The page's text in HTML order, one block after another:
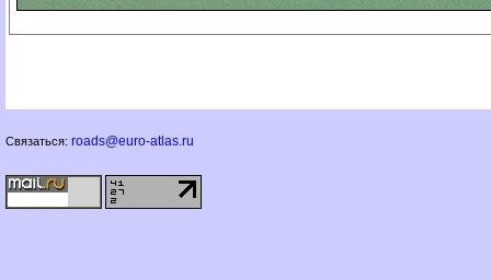
Связаться: roads@euro-atlas.ru